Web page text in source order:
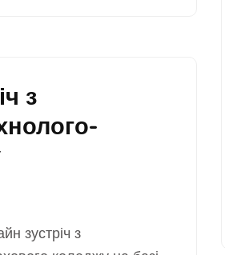
з
зустріч з